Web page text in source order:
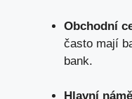
Obchodní
často mají
bank.
Hlavní